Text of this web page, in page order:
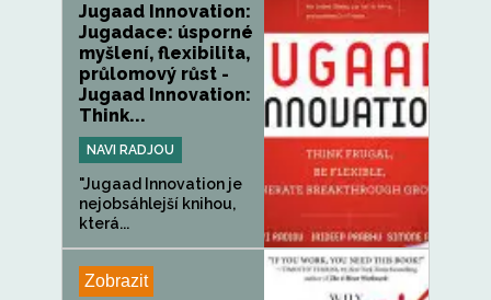
Jugaad Innovation:
Jugadace: úsporné
myšlení, flexibilita,
průlomový růst -
Jugaad Innovation:
Think...
NAVI RADJOU
"Jugaad Innovation je
nejobsáhlejší knihou,
která...
Zobrazit